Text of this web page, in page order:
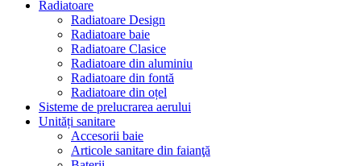
Radiatoare
Radiatoare Design
Radiatoare baie
Radiatoare Clasice
Radiatoare din aluminiu
Radiatoare din fontă
Radiatoare din oțel
Sisteme de prelucrarea aerului
Unități sanitare
Accesorii baie
Articole sanitare din faianţă